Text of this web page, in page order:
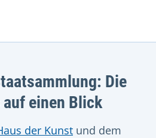
Die
einen Blick
der Kunst und dem